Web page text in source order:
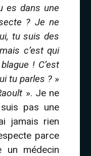
es dans une
? Je ne
tu suis des
c’est qui
! C’est
tu parles ? »
». Je ne
pas une
jamais rien
parce
un médecin